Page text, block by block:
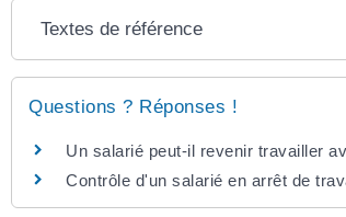
Textes de référence
Questions ? Réponses !
Un salarié peut-il revenir travailler
Contrôle d'un salarié en arrêt de